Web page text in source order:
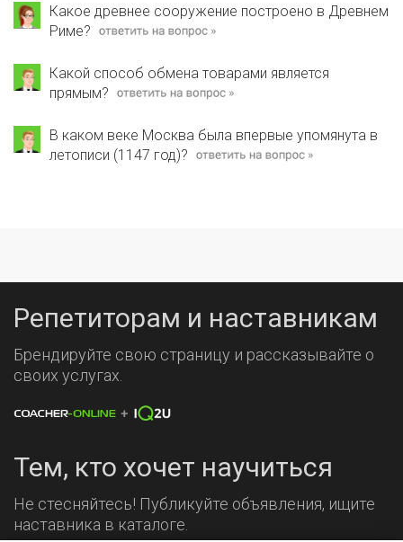
Какое древнее сооружение построено в Древнем
Риме?
Какой способ обмена товарами является
прямым?
В каком веке Москва была впервые упомянута в
летописи (1147 год)?
Репетиторам и наставникам
Брендируйте свою страницу и рассказывайте о
своих услугах.
Тем, кто хочет научиться
Не стесняйтесь! Публикуйте объявления, ищите
наставника в каталоге.